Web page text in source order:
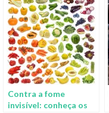
Contra a fome
invisível: conheça os